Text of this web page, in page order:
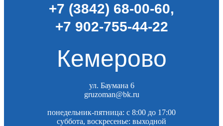
+7 (3842) 68-00-60,
+7 902-755-44-22
Кемерово
ул. Баумана 6
gruzoman@bk.ru
понедельник-пятница: c 8:00 до 17:00
суббота, воскресенье: выходной